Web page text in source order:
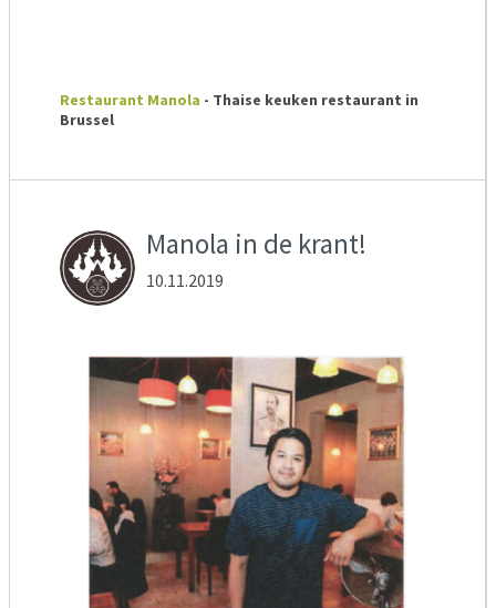
Restaurant Manola - Thaise keuken restaurant in
Brussel
Manola in de krant!
10.11.2019